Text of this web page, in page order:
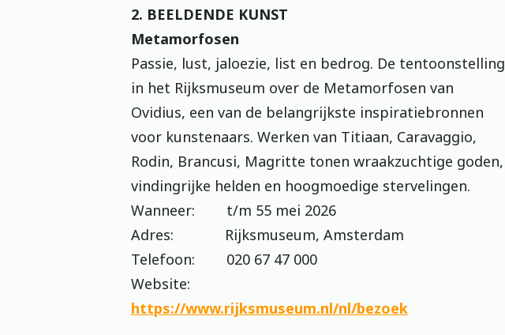
2. BEELDENDE KUNST
Metamorfosen
Passie, lust, jaloezie, list en bedrog. De tentoonstelling
in het Rijksmuseum over de Metamorfosen van
Ovidius, een van de belangrijkste inspiratiebronnen
voor kunstenaars. Werken van Titiaan, Caravaggio,
Rodin, Brancusi, Magritte tonen wraakzuchtige goden,
vindingrijke helden en hoogmoedige stervelingen.
Wanneer: t/m 55 mei 2026
Adres: Rijksmuseum, Amsterdam
Telefoon: 020 67 47 000
Website:
https://www.rijksmuseum.nl/nl/bezoek